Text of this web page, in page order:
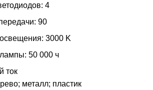
4
90
3000 K
50 000 ч
ток
металл; пластик